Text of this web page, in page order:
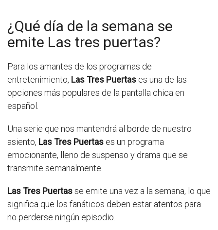
¿Qué día de la semana se
emite Las tres puertas?
Para los amantes de los programas de
entretenimiento, Las Tres Puertas es una de las
opciones más populares de la pantalla chica en
español.
Una serie que nos mantendrá al borde de nuestro
asiento, Las Tres Puertas es un programa
emocionante, lleno de suspenso y drama que se
transmite semanalmente.
Las Tres Puertasse emite una vez a la semana, lo que
significa que los fanáticos deben estar atentos para
no perderse ningún episodio.